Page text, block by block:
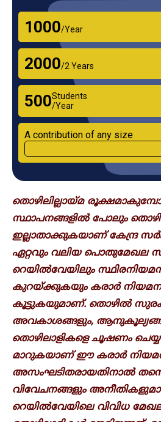
₹1000/Year
₹2000/2 Years
₹500Students
/Year
A contribution of any size
തൊഴിലില്ലായ്മ
സ്ഥാപനങ്ങളിൽ പോലും
ഇല്ലാതാക്കുകയാണ് കേന്ദ്ര
ഏറ്റവും വലിയ പൊതുമേഖല
റെയിൽവേയിലും
കുറയ്ക്കുകയും കരാ‍ർ
കൂട്ടുകയുമാണ്. തൊഴിൽ
അവകാശങ്ങളും,
തൊഴിലാളികളെ ചൂഷണം
മാറുകയാണ് ഈ കരാ‍ർ
അസംഘടിതരായതിനാൽ
വിവേചനങ്ങളും
റെയിൽവേയിലെ വിവിധ